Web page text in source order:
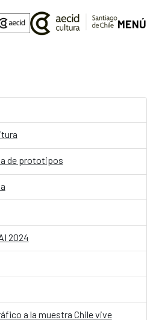
MENÚ
de prototipos
2024
a la muestra Chile vive